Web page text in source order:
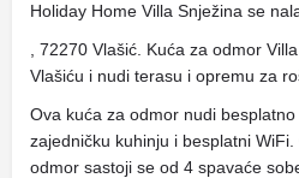
Holiday Home Villa Snježina se
, 72270 Vlašić. Kuća za odmor
Vlašiću i nudi terasu i opremu za
Ova kuća za odmor nudi besplatno
zajedničku kuhinju i besplatni
odmor sastoji se od 4 spavaće